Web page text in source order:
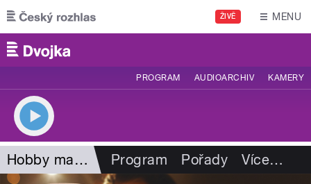
Přejít k hlavnímu obsahu
ŽIVĚ MENU
PROGRAM AUDIOARCHIV KAMERY
Hobby magazín Program Pořady Více…